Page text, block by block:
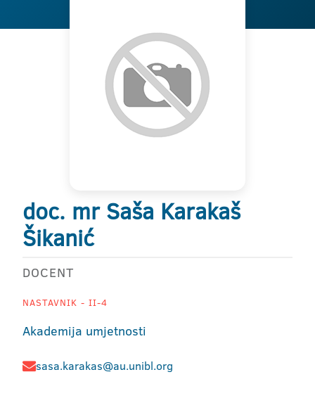
doc. mr Saša Karakaš
Šikanić
DOCENT
NASTAVNIK - II-4
Akademija umjetnosti
sasa.karakas@au.unibl.org